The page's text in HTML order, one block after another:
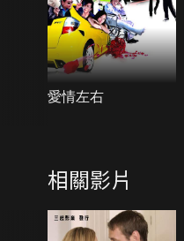
愛情左右
相關影片